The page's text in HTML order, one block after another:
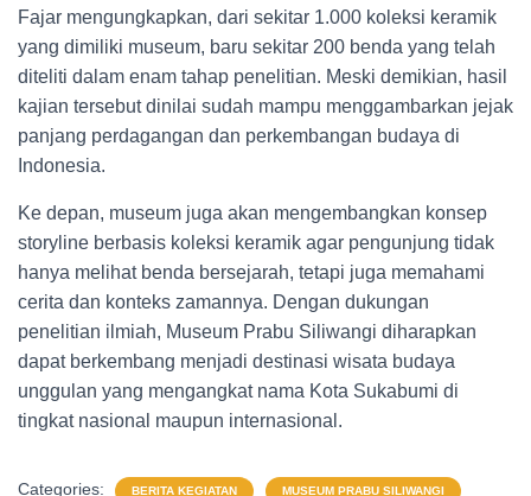
Fajar mengungkapkan, dari sekitar 1.000 koleksi keramik
yang dimiliki museum, baru sekitar 200 benda yang telah
diteliti dalam enam tahap penelitian. Meski demikian, hasil
kajian tersebut dinilai sudah mampu menggambarkan jejak
panjang perdagangan dan perkembangan budaya di
Indonesia.
Ke depan, museum juga akan mengembangkan konsep
storyline berbasis koleksi keramik agar pengunjung tidak
hanya melihat benda bersejarah, tetapi juga memahami
cerita dan konteks zamannya. Dengan dukungan
penelitian ilmiah, Museum Prabu Siliwangi diharapkan
dapat berkembang menjadi destinasi wisata budaya
unggulan yang mengangkat nama Kota Sukabumi di
tingkat nasional maupun internasional.
Categories: BERITA KEGIATAN MUSEUM PRABU SILIWANGI